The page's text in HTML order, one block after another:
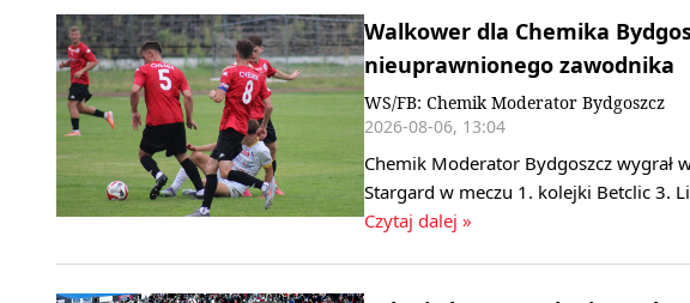
Walkower dla Chemika
nieuprawnionego zawodnika
WS/FB: Chemik Moderator Bydgoszcz
2026-08-06, 13:04
Chemik Moderator Bydgoszcz wygrał
Stargard w meczu 1. kolejki Betclic 3.
Czytaj dalej »